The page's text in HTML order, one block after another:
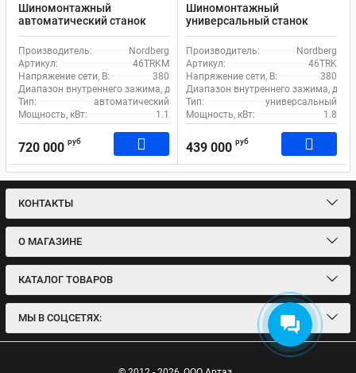
Шиномонтажный
автоматический станок
Nordberg 46TRKM для
грузового транспорта
Производитель:
Nordberg
Артикул:
46TRKM
Напряжение сети, В:
380
Диапазон внутреннего зажима, дюйм: 13-26
Тип:
автоматический
Мощность, кВт:
1.1
720 000 руб
Шиномонтажный
универсальный станок
Nordberg 46TRK для
грузового транспорта
Производитель:
Nordberg
Артикул:
46TRK
Напряжение сети, В:
380
Диапазон внутреннего зажима,
Тип:
универсальный
Мощность, кВт:
1.8
439 000 руб
КОНТАКТЫ
О МАГАЗИНЕ
КАТАЛОГ ТОВАРОВ
МЫ В СОЦСЕТЯХ: